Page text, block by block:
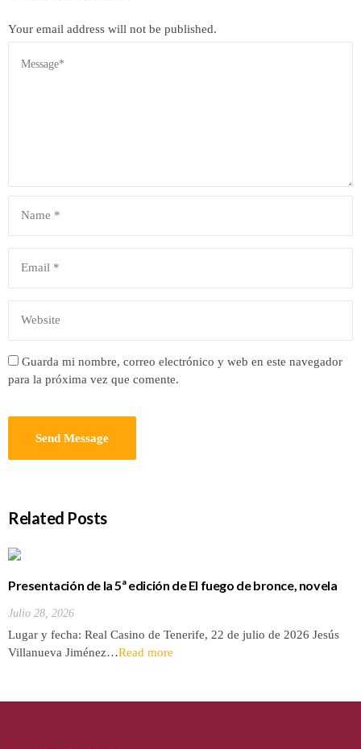
Your email address will not be published.
Guarda mi nombre, correo electrónico y web en este navegador
para la próxima vez que comente.
Related Posts
Presentación de la 5ª edición de El fuego de bronce, novela
Julio 28, 2026
Lugar y fecha: Real Casino de Tenerife, 22 de julio de 2026 Jesús
Villanueva Jiménez…Read more